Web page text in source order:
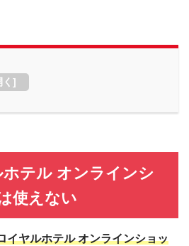
]
テル オンラインシ
使えない
イヤルホテル オンラインショッ